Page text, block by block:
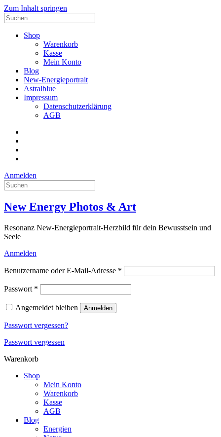
Zum Inhalt springen
Suche
nach:
Shop
Warenkorb
Kasse
Mein Konto
Blog
New-Energieportrait
Astralblue
Impressum
Datenschutzerklärung
AGB
Anmelden
Suche
nach:
New Energy Photos & Art
Resonanz New-Energieportrait-Herzbild für dein Bewusstsein und
Seele
Anmelden
Benutzername oder E-Mail-Adresse *
Passwort *
Angemeldet bleiben Anmelden
Passwort vergessen?
Passwort vergessen
Warenkorb
Shop
Mein Konto
Warenkorb
Kasse
AGB
Blog
Energien